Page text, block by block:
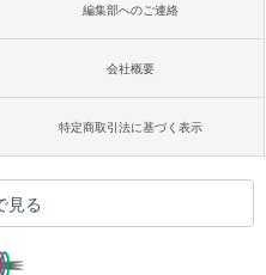
編集部へのご連絡
会社概要
特定商取引法に基づく表示
見る